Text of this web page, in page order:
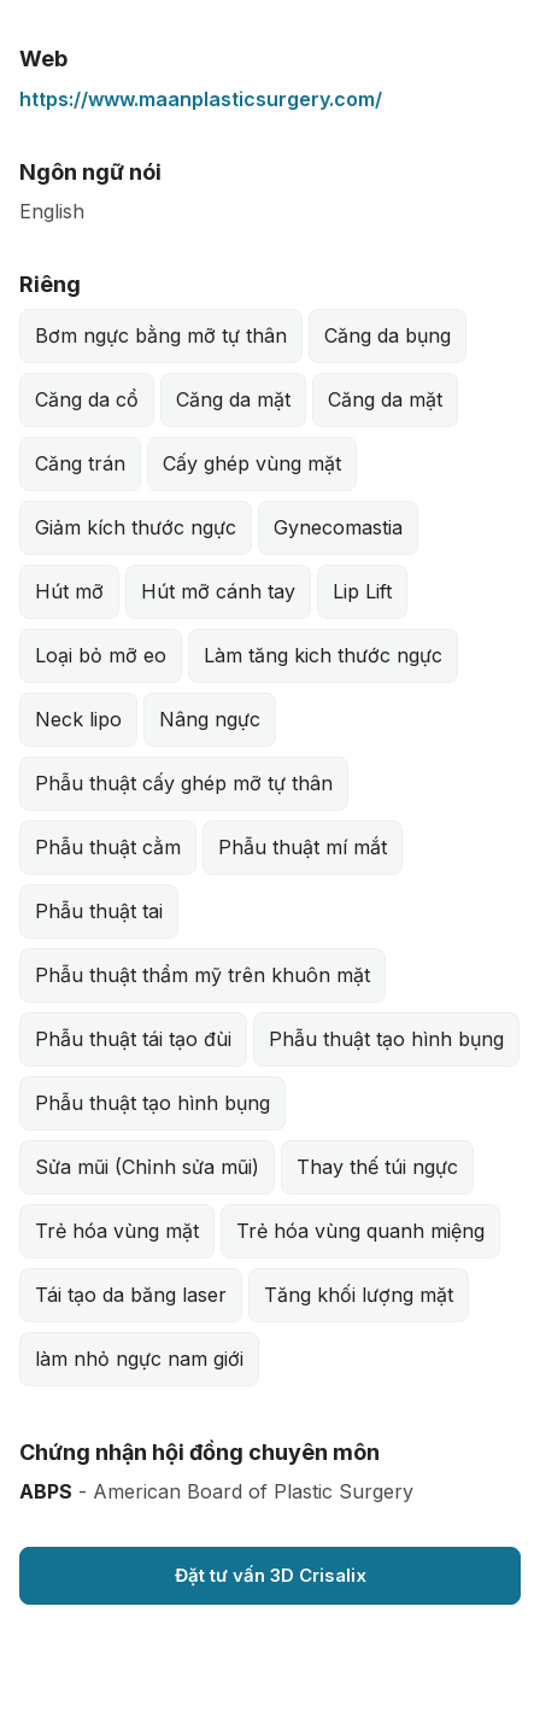
Web
https://www.maanplasticsurgery.com/
Ngôn ngữ nói
English
Riêng
Bơm ngực bằng mỡ tự thân Căng da bụng
Căng da cổ Căng da mặt Căng da mặt
Căng trán Cấy ghép vùng mặt
Giảm kích thước ngực Gynecomastia
Hút mỡ Hút mỡ cánh tay Lip Lift
Loại bỏ mỡ eo Làm tăng kich thước ngực
Neck lipo Nâng ngực
Phẫu thuật cấy ghép mỡ tự thân
Phẫu thuật cằm Phẫu thuật mí mắt
Phẫu thuật tai
Phẫu thuật thẩm mỹ trên khuôn mặt
Phẫu thuật tái tạo đùi Phẫu thuật tạo hình bụng
Phẫu thuật tạo hình bụng
Sửa mũi (Chỉnh sửa mũi) Thay thế túi ngực
Trẻ hóa vùng mặt Trẻ hóa vùng quanh miệng
Tái tạo da băng laser Tăng khối lượng mặt
làm nhỏ ngực nam giới
Chứng nhận hội đồng chuyên môn
ABPS - American Board of Plastic Surgery
Đặt tư vấn 3D Crisalix